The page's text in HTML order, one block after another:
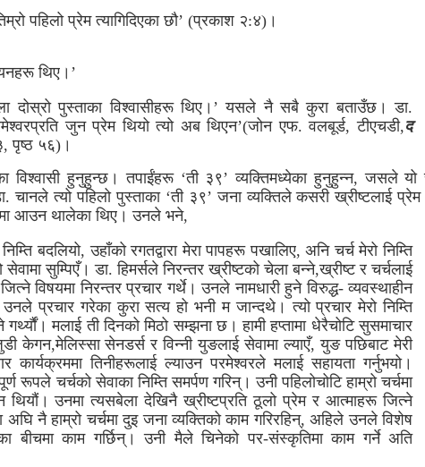
पहिलो प्रेम त्यागिदिएका छौ’ (प्रकाश २:४)।
थिए।’
दोस्रो पुस्ताका विश्वासीहरू थिए।’ यसले नै सबै कुरा बताउँछ। डा.
जुन प्रेम थियो त्यो अब थिएन’(जोन एफ. वलबूर्ड, टीएचडी,द
पृष्ठ ५६)।
विश्वासी हुनुहुन्छ। तपाईंहरू ‘ती ३९’ व्यक्तिमध्येका हुनुहुन्न, जसले यो
त्यो पहिलो पुस्ताका ‘ती ३९’ जना व्यक्तिले कसरी ख्रीष्टलाई प्रेम
आउन थालेका थिए। उनले भने,
बदलियो, उहाँको रगतद्वारा मेरा पापहरू पखालिए, अनि चर्च मेरो निम्ति
सुम्पिएँ। डा. हिमर्सले निरन्तर ख्रीष्टको चेला बन्ने,ख्रीष्ट र चर्चलाई
विषयमा निरन्तर प्रचार गर्थे। उनले नामधारी हुने विरुद्ध- व्यवस्थाहीन
उनले प्रचार गरेका कुरा सत्य हो भनी म जान्दथे। त्यो प्रचार मेरो निम्ति
मलाई ती दिनको मिठो सम्झना छ। हामी हप्तामा धेरैचोटि सुसमाचार
केगन,मेलिस्सा सेनडर्स र विन्नी युङलाई सेवामा ल्याएँ, युङ पछिबाट मेरी
तिनीहरूलाई ल्याउन परमेश्वरले मलाई सहायता गर्नुभयो।
रूपले चर्चको सेवाका निम्ति समर्पण गरिन्। उनी पहिलोचोटि हाम्रो चर्चमा
उनमा त्यसबेला देखिनै ख्रीष्टप्रति ठूलो प्रेम र आत्माहरू जित्ने
नै हाम्रो चर्चमा दुइ जना व्यक्तिको काम गरिरहिन्, अहिले उनले विशेष
बीचमा काम गर्छिन्। उनी मैले चिनेको पर-संस्कृतिमा काम गर्ने अति